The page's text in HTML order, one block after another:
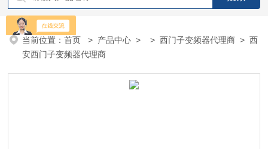
当前位置：首页 > 产品中心 > >西门子变频器代理商 > 西
安西门子变频器代理商